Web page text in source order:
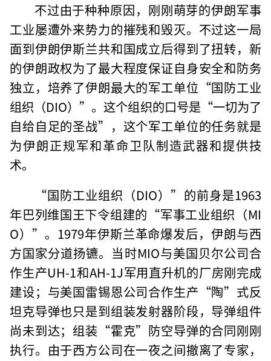
不过由于种种原因，刚刚萌芽的伊朗军事
工业屡遭外来势力的摧残和毁灭。不过这一局
面到伊朗伊斯兰共和国成立后得到了扭转，新
的伊朗政权为了最大程度保证自身安全和防务
独立，培养了伊朗最大的军工单位“国防工业
组织（DIO）”。这个组织的口号是“一切为了
自给自足的圣战”，这个军工单位的任务就是
为伊朗正规军和革命卫队制造武器和提供技
术。
“国防工业组织（DIO）”的前身是1963
年巴列维国王下令组建的“军事工业组织（MI
O）”。1979年伊斯兰革命爆发后，伊朗与西
方国家分道扬镳。当时MIO与美国贝尔公司合
作生产UH-1和AH-1J军用直升机的厂房刚完成
建设；与美国雷锡恩公司合作生产“陶”式反
坦克导弹也只是到组装发射器阶段，导弹组件
尚未到达；组装“霍克”防空导弹的合同刚刚
执行。由于西方公司在一夜之间撤离了专家，